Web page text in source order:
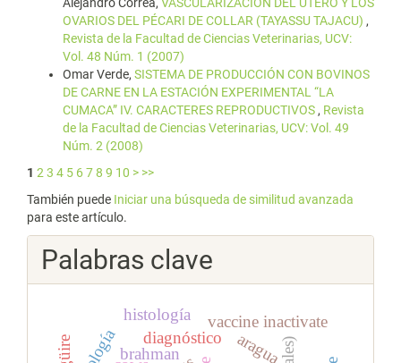
OVARIOS DEL PÉCARI DE COLLAR (TAYASSU TAJACU) ,
Revista de la Facultad de Ciencias Veterinarias, UCV:
Vol. 48 Núm. 1 (2007)
Omar Verde, SISTEMA DE PRODUCCIÓN CON BOVINOS
DE CARNE EN LA ESTACIÓN EXPERIMENTAL “LA
CUMACA” IV. CARACTERES REPRODUCTIVOS , Revista
de la Facultad de Ciencias Veterinarias, UCV: Vol. 49
Núm. 2 (2008)
1 2 3 4 5 678 9 10 > >>
También puede Iniciar una búsqueda de similitud avanzada
para este artículo.
Palabras clave
brahman aragua
diagnóstico
vaccine inactivate
histología